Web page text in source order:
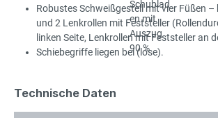
Robustes Schweißgestell mit vier Füßen
und 2 Lenkrollen mit Feststeller
linken Seite, Lenkrollen mit Feststeller
Schiebegriffe liegen bei (lose).
Technische Daten